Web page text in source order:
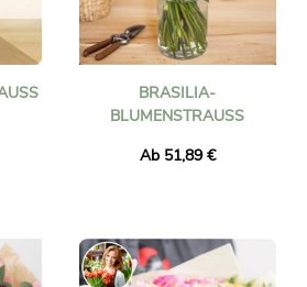
BRASILIA-
BLUMENSTRAUSS
Ab 51,89 €